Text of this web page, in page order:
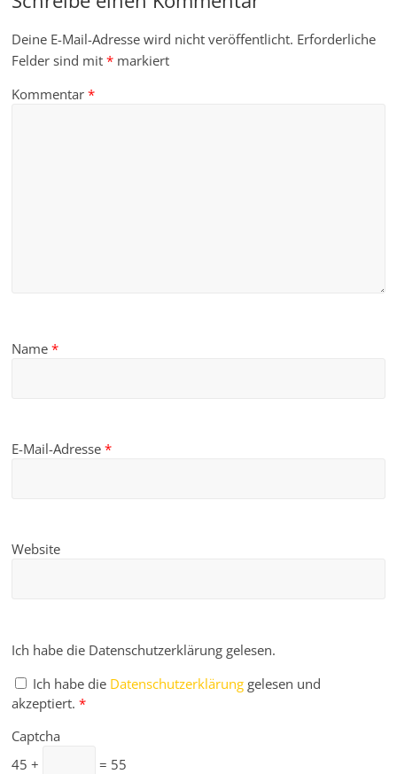
Deine E-Mail-Adresse wird nicht veröffentlicht. Erforderliche
Felder sind mit* markiert
Kommentar*
Name*
E-Mail-Adresse*
Website
Ich habe die Datenschutzerklärung gelesen.
Ich habe die Datenschutzerklärung gelesen und
akzeptiert. *
Captcha
45 +
= 55